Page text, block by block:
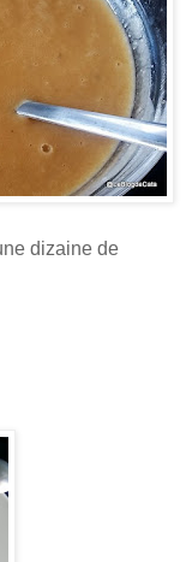
dizaine de